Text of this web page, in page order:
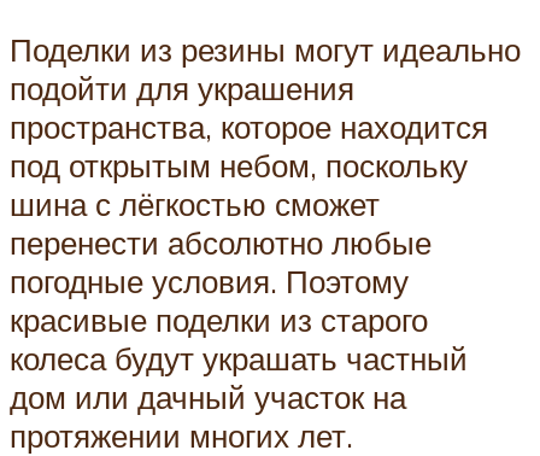
Поделки из резины могут идеально
подойти для украшения
пространства, которое находится
под открытым небом, поскольку
шина с лёгкостью сможет
перенести абсолютно любые
погодные условия. Поэтому
красивые поделки из старого
колеса будут украшать частный
дом или дачный участок на
протяжении многих лет.